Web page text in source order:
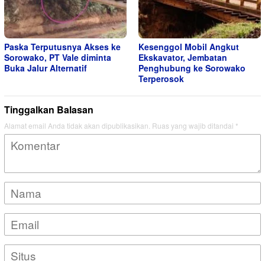
Paska Terputusnya Akses ke
Sorowako, PT Vale diminta
Buka Jalur Alternatif
Kesenggol Mobil Angkut
Ekskavator, Jembatan
Penghubung ke Sorowako
Terperosok
Tinggalkan Balasan
Alamat email Anda tidak akan dipublikasikan. Ruas yang wajib ditandai *